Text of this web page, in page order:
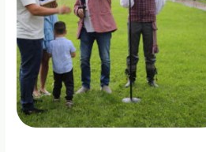
aptarė
Lietuvos
žemės
ūkio
ir
kaimo
ateities